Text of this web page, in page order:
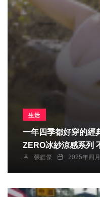
生活
一年四季都好穿的經
ZERO冰紗涼感系列
張皓傑 2025年四